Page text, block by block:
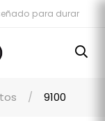
para durar
9100